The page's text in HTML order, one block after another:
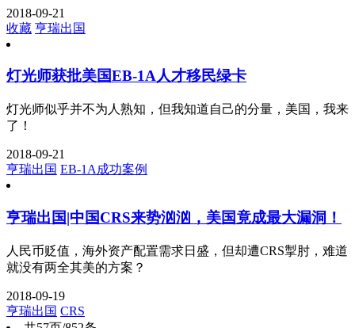
2018-09-21
收藏 亨瑞出国
灯光师获批美国EB-1A人才移民绿卡
灯光师似乎并不为人熟知，但我知道自己的分量，美国，我来
了！
2018-09-21
亨瑞出国 EB-1A成功案例
亨瑞出国|中国CRS来势汹汹，美国竟成最大漏洞！
人民币贬值，海外资产配置需求日盛，但却遭CRS掣肘，难道
就没有两全其美的方案？
2018-09-19
亨瑞出国 CRS